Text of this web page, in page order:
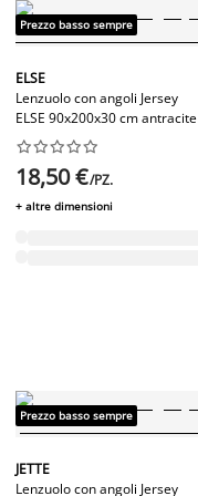
Prezzo basso sempre
ELSE
Lenzuolo con angoli Jersey
ELSE 90x200x30 cm antracite






18,50 €/PZ.
+ altre dimensioni
Prezzo basso sempre
JETTE
Lenzuolo con angoli Jersey